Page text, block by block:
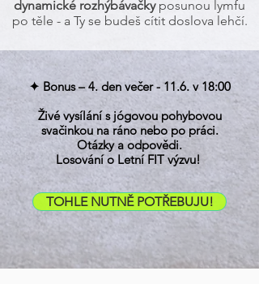
dynamické rozhýbávačkyposunou lymfu
po těle - a Ty se budeš cítit doslova lehčí.
✦ Bonus – 4. den večer - 11.6. v 18:00​
Živé vysílání s jógovou pohybovou
svačinkou na ráno nebo po práci.
Otázky a odpovědi.
Losování o Letní FIT výzvu!
TOHLE NUTNĚ POTŘEBUJU!